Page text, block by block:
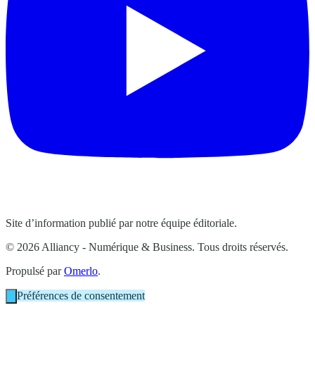
Site d’information publié par notre équipe éditoriale.
© 2026 Alliancy - Numérique & Business. Tous droits réservés.
Propulsé parOmerlo.
Préférences de consentement